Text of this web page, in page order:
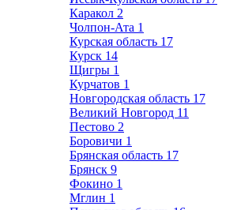
Каракол 2
Чолпон-Ата 1
Курская область 17
Курск 14
Щигры 1
Курчатов 1
Новгородская область 17
Великий Новгород 11
Пестово 2
Боровичи 1
Брянская область 17
Брянск 9
Фокино 1
Мглин 1